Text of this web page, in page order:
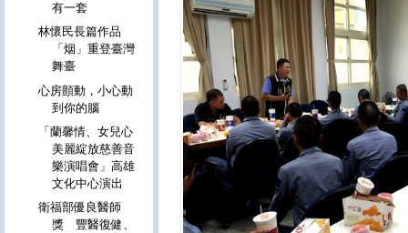
有一套
林懷民長篇作品
「烟」重登臺灣
舞臺
心房顫動，小心動
到你的腦
「蘭馨情、女兒心
美麗綻放慈善音
樂演唱會」高雄
文化中心演出
衛福部優良醫師
獎 豐醫復健、